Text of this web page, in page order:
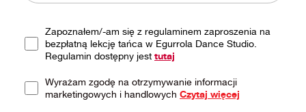
Zapoznałem/-am się z regulaminem zaproszenia na
bezpłatną lekcję tańca w Egurrola Dance Studio.
Regulamin dostępny jest tutaj
Wyrażam zgodę na otrzymywanie informacji
marketingowych i handlowych Czytaj więcej